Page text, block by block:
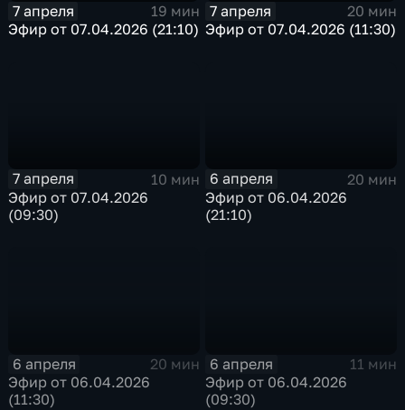
7 апреля
19 мин
Эфир от 07.04.2026 (21:10)
7 апреля
20 мин
Эфир от 07.04.2026 (11:30)
7 апреля
10 мин
Эфир от 07.04.2026
(09:30)
6 апреля
20 мин
Эфир от 06.04.2026
(21:10)
6 апреля
20 мин
Эфир от 06.04.2026
(11:30)
6 апреля
11 мин
Эфир от 06.04.2026
(09:30)